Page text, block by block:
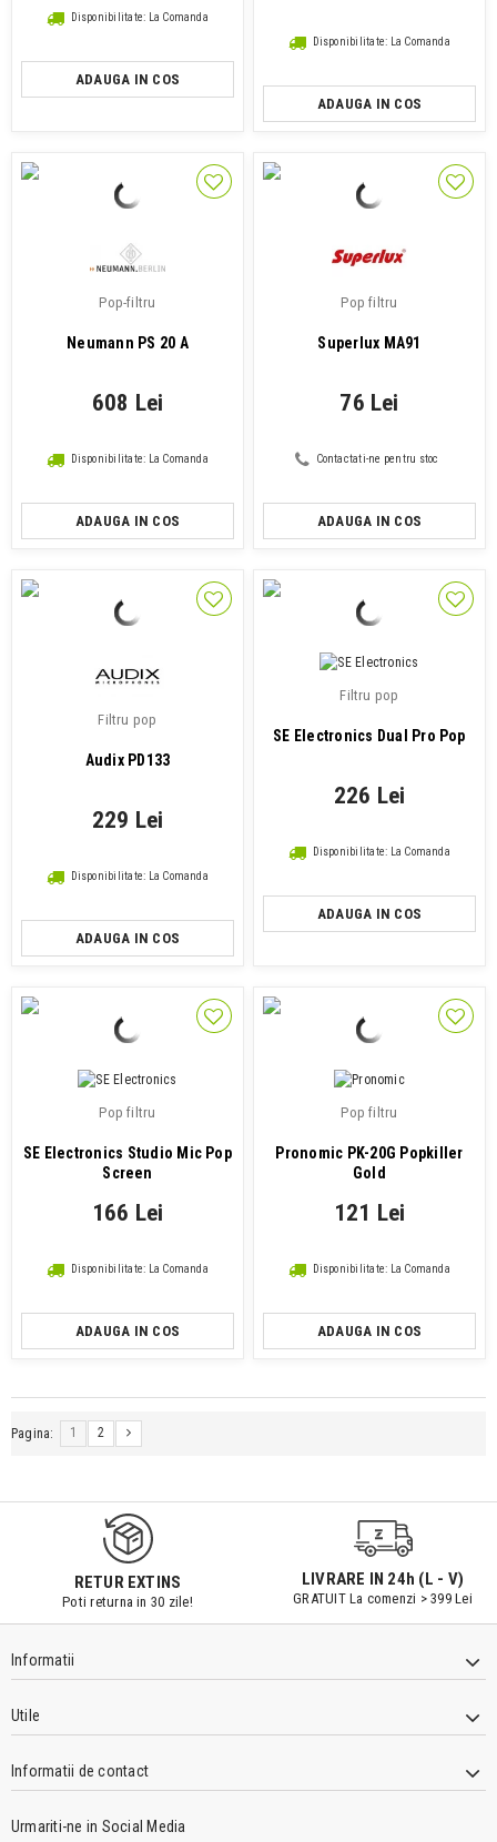
Disponibilitate: La Comanda
ADAUGA IN COS
Disponibilitate: La Comanda
ADAUGA IN COS
Pop-filtru
Neumann PS 20 A
608 Lei
Disponibilitate: La Comanda
ADAUGA IN COS
Pop filtru
Superlux MA91
76 Lei
Contactati-ne pentru stoc
ADAUGA IN COS
Filtru pop
Audix PD133
229 Lei
Disponibilitate: La Comanda
ADAUGA IN COS
Filtru pop
SE Electronics Dual Pro Pop
226 Lei
Disponibilitate: La Comanda
ADAUGA IN COS
Pop filtru
SE Electronics Studio Mic Pop
Screen
166 Lei
Disponibilitate: La Comanda
ADAUGA IN COS
Pop filtru
Pronomic PK-20G Popkiller
Gold
121 Lei
Disponibilitate: La Comanda
ADAUGA IN COS
Pagina: 1 2
RETUR EXTINS
Poti returna in 30 zile!
LIVRARE IN 24h (L - V)
GRATUIT La comenzi > 399 Lei
Informatii
Utile
Informatii de contact
Urmariti-ne in Social Media